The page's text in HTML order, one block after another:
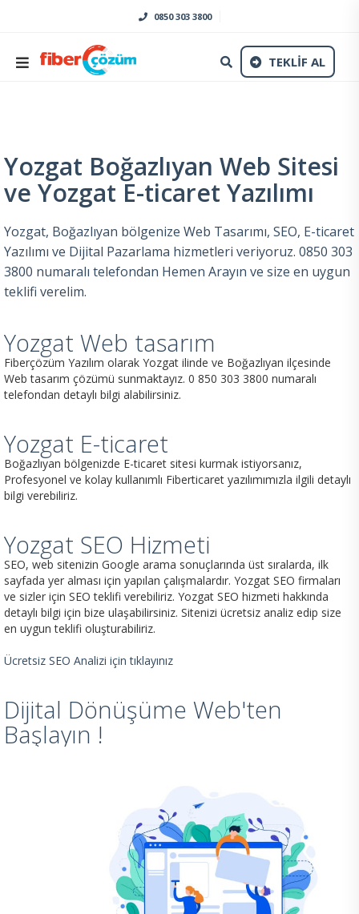
0850 303 3800
TEKLİF AL
Yozgat Boğazlıyan Web Sitesi
ve Yozgat E-ticaret Yazılımı
Yozgat, Boğazlıyan bölgenize Web Tasarımı, SEO, E-ticaret
Yazılımı ve Dijital Pazarlama hizmetleri veriyoruz. 0850 303
3800 numaralı telefondan Hemen Arayın ve size en uygun
teklifi verelim.
Yozgat Web tasarım
Fiberçözüm Yazılım olarak Yozgat ilinde ve Boğazlıyan ilçesinde
Web tasarım çözümü sunmaktayız. 0 850 303 3800 numaralı
telefondan detaylı bilgi alabilirsiniz.
Yozgat E-ticaret
Boğazlıyan bölgenizde E-ticaret sitesi kurmak istiyorsanız,
Profesyonel ve kolay kullanımlı Fiberticaret yazılımımızla ilgili detaylı
bilgi verebiliriz.
Yozgat SEO Hizmeti
SEO, web sitenizin Google arama sonuçlarında üst sıralarda, ilk
sayfada yer alması için yapılan çalışmalardır. Yozgat SEO firmaları
ve sizler için SEO teklifi verebiliriz. Yozgat SEO hizmeti hakkında
detaylı bilgi için bize ulaşabilirsiniz. Sitenizi ücretsiz analiz edip size
en uygun teklifi oluşturabiliriz.
Ücretsiz SEO Analizi için tıklayınız
Dijital Dönüşüme Web'ten
Başlayın !